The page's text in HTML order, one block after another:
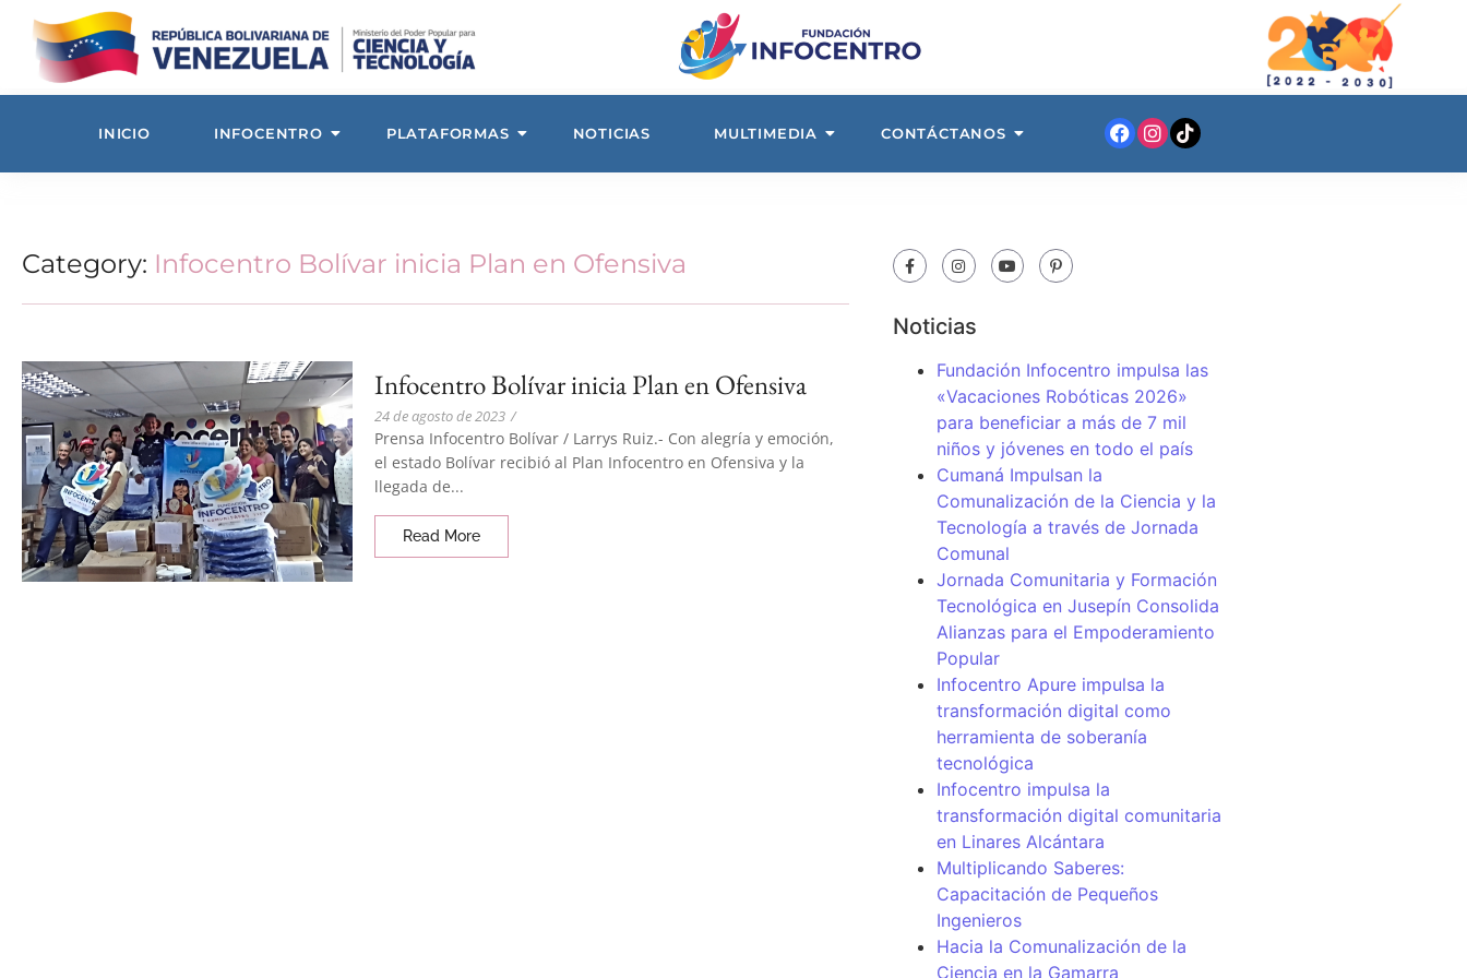
INICIO INFOCENTRO PLATAFORMAS NOTICIAS MULTIMEDIA CONTÁCTANOS
Category: Infocentro Bolívar inicia Plan en Ofensiva
Infocentro Bolívar inicia Plan en Ofensiva
24 de agosto de 2023 /
Prensa Infocentro Bolívar / Larrys Ruiz.- Con alegría y emoción,
el estado Bolívar recibió al Plan Infocentro en Ofensiva y la
llegada de...
Read More
Noticias
Fundación Infocentro impulsa las
«Vacaciones Robóticas 2026»
para beneficiar a más de 7 mil
niños y jóvenes en todo el país
Cumaná Impulsan la
Comunalización de la Ciencia y la
Tecnología a través de Jornada
Comunal
Jornada Comunitaria y Formación
Tecnológica en Jusepín Consolida
Alianzas para el Empoderamiento
Popular
Infocentro Apure impulsa la
transformación digital como
herramienta de soberanía
tecnológica
Infocentro impulsa la
transformación digital comunitaria
en Linares Alcántara
Multiplicando Saberes:
Capacitación de Pequeños
Ingenieros
Hacia la Comunalización de la
Ciencia en la Gamarra